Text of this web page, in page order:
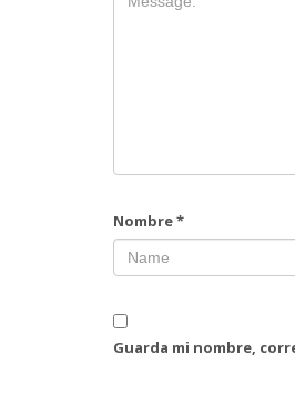
Nombre*
Guarda mi nombre,